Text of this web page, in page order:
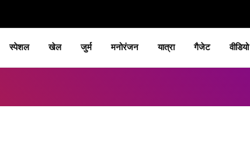
स्पेशल खेल जुर्म मनोरंजन यात्रा गैजेट वीडियो